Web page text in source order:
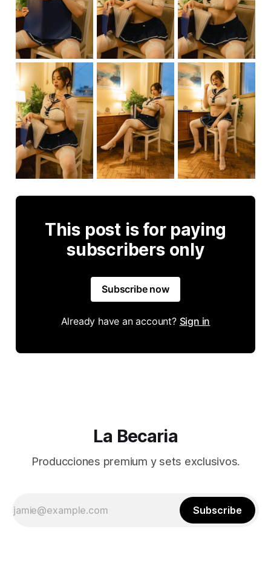
This post is for paying
subscribers only
Subscribe now
Already have an account? Sign in
La Becaria
Producciones premium y sets exclusivos.
Subscribe